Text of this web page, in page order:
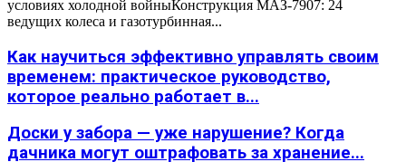
условиях холодной войныКонструкция МАЗ-7907: 24
ведущих колеса и газотурбинная...
Как научиться эффективно управлять своим
временем: практическое руководство,
которое реально работает в...
Доски у забора — уже нарушение? Когда
дачника могут оштрафовать за хранение...